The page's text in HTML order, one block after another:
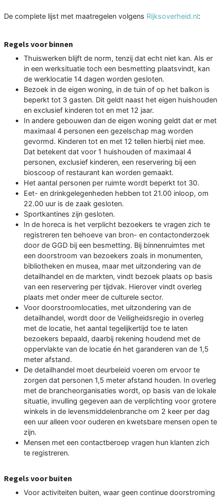
De complete lijst met maatregelen volgens Rijksoverheid.nl:
Regels voor binnen
Thuiswerken blijft de norm, tenzij dat echt niet kan. Als er
in een werksituatie toch een besmetting plaatsvindt, kan
de werklocatie 14 dagen worden gesloten.
Bezoek in de eigen woning, in de tuin of op het balkon is
beperkt tot 3 gasten. Dit geldt naast het eigen huishouden
en exclusief kinderen tot en met 12 jaar.
In andere gebouwen dan de eigen woning geldt dat er met
maximaal 4 personen een gezelschap mag worden
gevormd. Kinderen tot en met 12 tellen hierbij niet mee.
Dat betekent dat voor 1 huishouden of maximaal 4
personen, exclusief kinderen, een reservering bij een
bioscoop of restaurant kan worden gemaakt.
Het aantal personen per ruimte wordt beperkt tot 30.
Eet- en drinkgelegenheden hebben tot 21.00 inloop, om
22.00 uur is de zaak gesloten.
Sportkantines zijn gesloten.
In de horeca is het verplicht bezoekers te vragen zich te
registreren ten behoeve van bron- en contactonderzoek
door de GGD bij een besmetting. Bij binnenruimtes met
een doorstroom van bezoekers zoals in monumenten,
bibliotheken en musea, maar met uitzondering van de
detailhandel en de markten, vindt bezoek plaats op basis
van een reservering per tijdvak. Hierover vindt overleg
plaats met onder meer de culturele sector.
Voor doorstroomlocaties, met uitzondering van de
detailhandel, wordt door de Veiligheidsregio in overleg
met de locatie, het aantal tegelijkertijd toe te laten
bezoekers bepaald, daarbij rekening houdend met de
oppervlakte van de locatie én het garanderen van de 1,5
meter afstand.
De detailhandel moet deurbeleid voeren om ervoor te
zorgen dat personen 1,5 meter afstand houden. In overleg
met de brancheorganisaties wordt, op basis van de lokale
situatie, invulling gegeven aan de verplichting voor grotere
winkels in de levensmiddelenbranche om 2 keer per dag
een uur alleen voor ouderen en kwetsbare mensen open te
zijn.
Mensen met een contactberoep vragen hun klanten zich
te registreren.
Regels voor buiten
Voor activiteiten buiten, waar geen continue doorstroming